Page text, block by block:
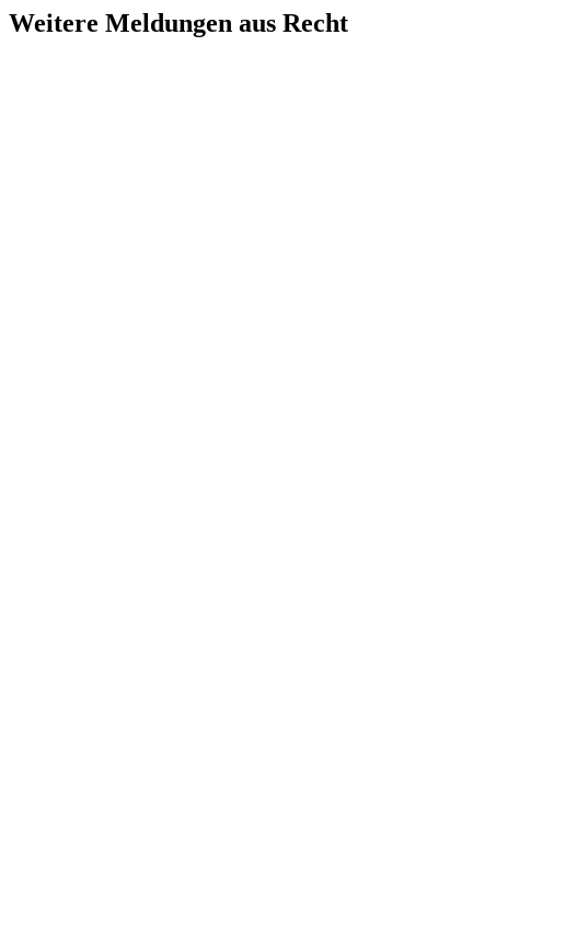
Weitere Meldungen aus Recht